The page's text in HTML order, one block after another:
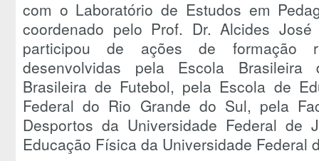
com o Laboratório de Estudos em
coordenado pelo Prof. Dr. Alcides
participou de ações de formação
desenvolvidas pela Escola
Brasileira de Futebol, pela Escola de
Federal do Rio Grande do Sul, pela
Desportos da Universidade Federal
Educação Física da Universidade Federal